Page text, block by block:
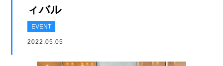
ィバル
EVENT
2022.05.05